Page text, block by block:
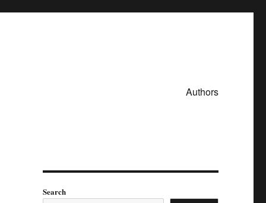
Authors
Search